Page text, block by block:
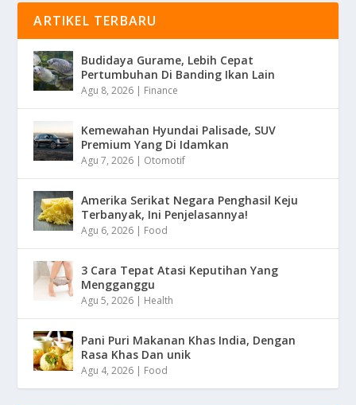
ARTIKEL TERBARU
Budidaya Gurame, Lebih Cepat
Pertumbuhan Di Banding Ikan Lain
Agu 8, 2026 | Finance
Kemewahan Hyundai Palisade, SUV
Premium Yang Di Idamkan
Agu 7, 2026 | Otomotif
Amerika Serikat Negara Penghasil Keju
Terbanyak, Ini Penjelasannya!
Agu 6, 2026 | Food
3 Cara Tepat Atasi Keputihan Yang
Mengganggu
Agu 5, 2026 | Health
Pani Puri Makanan Khas India, Dengan
Rasa Khas Dan unik
Agu 4, 2026 | Food